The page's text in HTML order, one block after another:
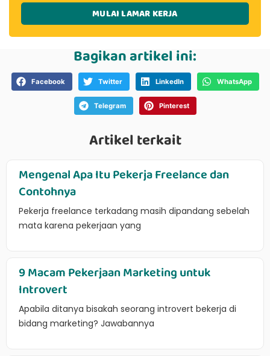
MULAI LAMAR KERJA
Bagikan artikel ini:
Facebook Twitter LinkedIn WhatsApp
Telegram Pinterest
Artikel terkait
Mengenal Apa Itu Pekerja Freelance dan
Contohnya
Pekerja freelance terkadang masih dipandang sebelah
mata karena pekerjaan yang
9 Macam Pekerjaan Marketing untuk
Introvert
Apabila ditanya bisakah seorang introvert bekerja di
bidang marketing? Jawabannya